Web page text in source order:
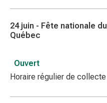
24 juin - Fête nationale du
Québec
Ouvert
Horaire régulier de collecte